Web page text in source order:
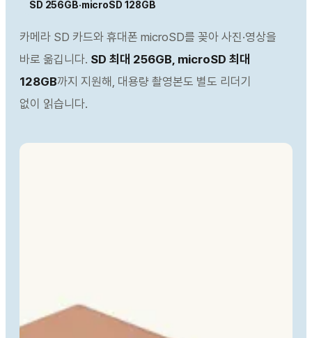
SD 256GB·microSD 128GB
카메라 SD 카드와 휴대폰 microSD를 꽂아 사진·영상을
바로 옮깁니다. SD 최대 256GB, microSD 최대
128GB까지 지원해, 대용량 촬영본도 별도 리더기
없이 읽습니다.